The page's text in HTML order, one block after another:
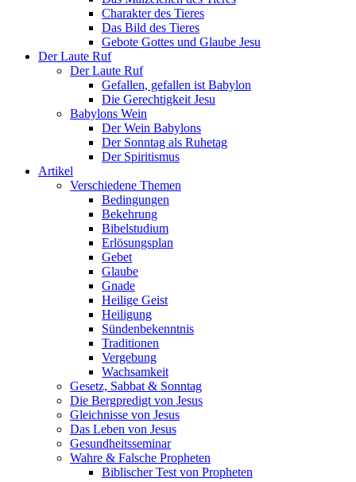
Charakter des Tieres
Das Bild des Tieres
Gebote Gottes und Glaube Jesu
Der Laute Ruf
Der Laute Ruf
Gefallen, gefallen ist Babylon
Die Gerechtigkeit Jesu
Babylons Wein
Der Wein Babylons
Der Sonntag als Ruhetag
Der Spiritismus
Artikel
Verschiedene Themen
Bedingungen
Bekehrung
Bibelstudium
Erlösungsplan
Gebet
Glaube
Gnade
Heilige Geist
Heiligung
Sündenbekenntnis
Traditionen
Vergebung
Wachsamkeit
Gesetz, Sabbat & Sonntag
Die Bergpredigt von Jesus
Gleichnisse von Jesus
Das Leben von Jesus
Gesundheitsseminar
Wahre & Falsche Propheten
Biblischer Test von Propheten